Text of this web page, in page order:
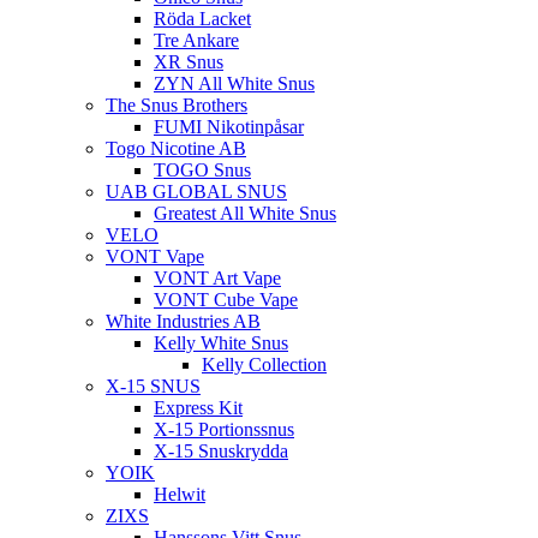
Röda Lacket
Tre Ankare
XR Snus
ZYN All White Snus
The Snus Brothers
FUMI Nikotinpåsar
Togo Nicotine AB
TOGO Snus
UAB GLOBAL SNUS
Greatest All White Snus
VELO
VONT Vape
VONT Art Vape
VONT Cube Vape
White Industries AB
Kelly White Snus
Kelly Collection
X-15 SNUS
Express Kit
X-15 Portionssnus
X-15 Snuskrydda
YOIK
Helwit
ZIXS